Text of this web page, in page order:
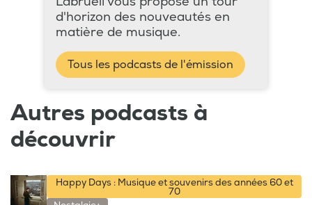
d'horizon des nouveautés en
matière de musique.
Tous les podcasts de l'émission
Autres podcasts à
découvrir
Happy Days : Musique et souvenirs des années 60 et
70